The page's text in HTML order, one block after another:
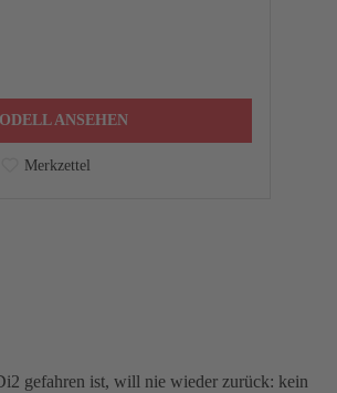
ANSEHEN
Merkzettel
gefahren ist, will nie wieder zurück: kein